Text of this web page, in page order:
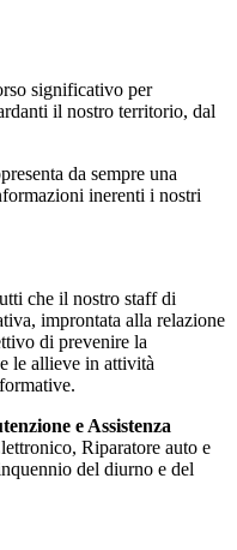
significativo per
il nostro territorio, dal
da sempre una
inerenti i nostri
che il nostro staff di
improntata alla relazione
di prevenire la
le allieve in attività
e Assistenza
Riparatore auto e
del diurno e del